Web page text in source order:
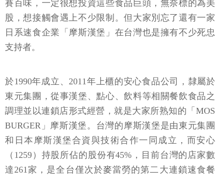
賽百味，一定很想投資這些食品巨頭，無奈標的為美
股，想接觸會遇上不少限制。但大家別忘了還有一家
日系速食企業「摩斯漢堡」在台灣也是擁有不少死忠
支持者。
於1990年成立、2011年上櫃的安心食品公司，隸屬於
東元集團，從事漢堡、點心、飲料等相關餐飲食品之
調理並以連鎖店形式經營，就是大家所熟知的「MOS
BURGER」摩斯漢堡。台灣的摩斯漢堡是由東元集團
和日本摩斯漢堡合資與技術合作一同成立，而安心
（1259）持股所佔的股份有45%，目前台灣的店家數
達261家，是全台僅次於麥當勞的第二大連鎖速食餐